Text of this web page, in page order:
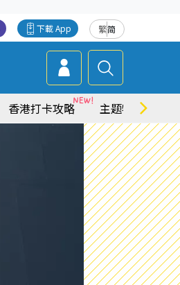
繁简
下載 App
香港打卡攻略 主题特集